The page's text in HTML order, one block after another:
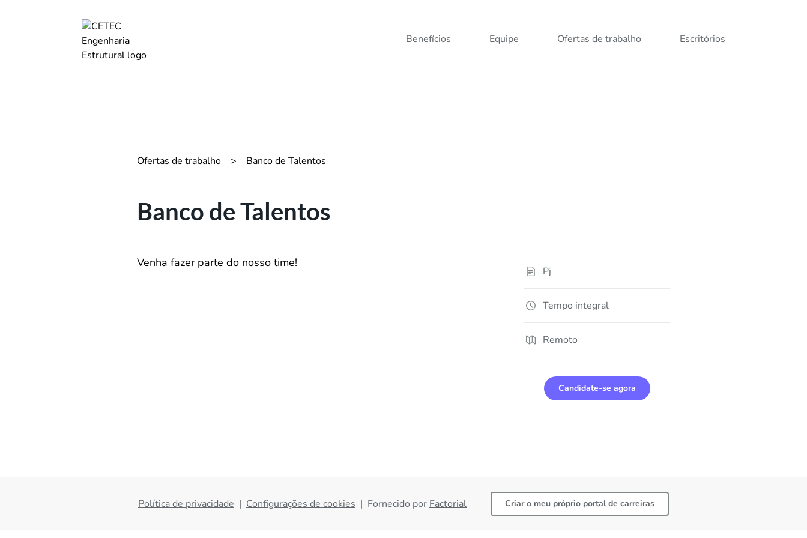
Benefícios Equipe Ofertas de trabalho Escritórios
Ofertas de trabalho > Banco de Talentos
Banco de Talentos
Venha fazer parte do nosso time!
Pj
Tempo integral
Remoto
Candidate-se agora
Política de privacidade | Configurações de cookies | Fornecido por Factorial Criar o meu próprio portal de carreiras